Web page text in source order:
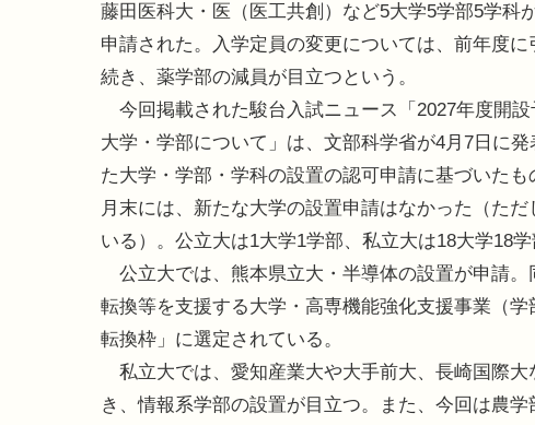
藤田医科大・医（医工共創）など5大学5学部5学科
申請された。入学定員の変更については、前年度に
続き、薬学部の減員が目立つという。
今回掲載された駿台入試ニュース「2027年度開設
大学・学部について」は、文部科学省が4月7日に発
た大学・学部・学科の設置の認可申請に基づいたも
月末には、新たな大学の設置申請はなかった（た
いる）。公立大は1大学1学部、私立大は18大学18
公立大では、熊本県立大・半導体の設置が申請
転換等を支援する大学・高専機能強化支援事業（
転換枠」に選定されている。
私立大では、愛知産業大や大手前大、長崎国際
き、情報系学部の設置が目立つ。また、今回は農